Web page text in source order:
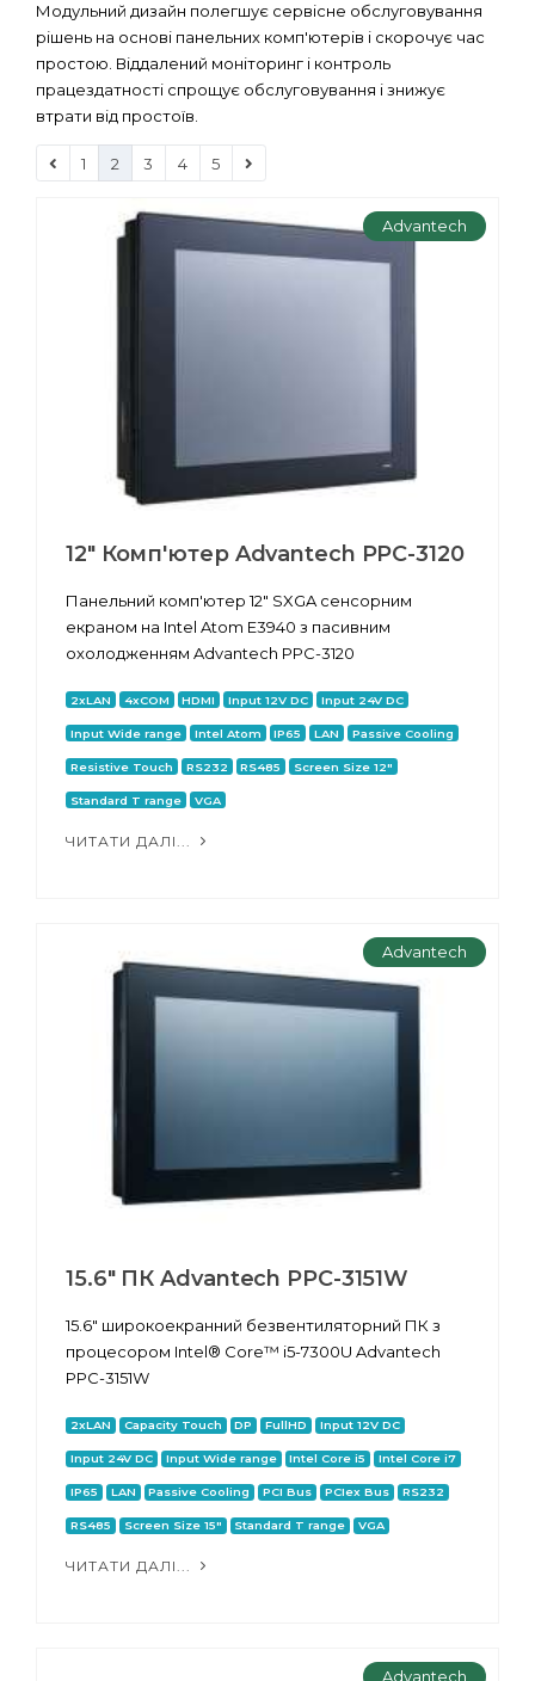
Модульний дизайн полегшує сервісне обслуговування
рішень на основі панельних комп'ютерів і скорочує час
простою. Віддалений моніторинг і контроль
працездатності спрощує обслуговування і знижує
втрати від простоїв.
1 2 3 4 5
Advantech
12" Комп'ютер Advantech PPC-3120
Панельний комп'ютер 12" SXGA сенсорним
екраном на Intel Atom E3940 з пасивним
охолодженням Advantech PPC-3120
2xLAN 4xCOM HDMI Input 12V DC Input 24V DC
Input Wide range Intel Atom IP65 LAN Passive Cooling
Resistive Touch RS232 RS485 Screen Size 12"
Standard T range VGA
ЧИТАТИ ДАЛІ...
Advantech
15.6" ПК Advantech PPC-3151W
15.6" широкоекранний безвентиляторний ПК з
процесором Intel® Core™ i5-7300U Advantech
PPC-3151W
2xLAN Capacity Touch DP FullHD Input 12V DC
Input 24V DC Input Wide range Intel Core i5 Intel Core i7
IP65 LAN Passive Cooling PCI Bus PCIex Bus RS232
RS485 Screen Size 15" Standard T range VGA
ЧИТАТИ ДАЛІ...
Advantech